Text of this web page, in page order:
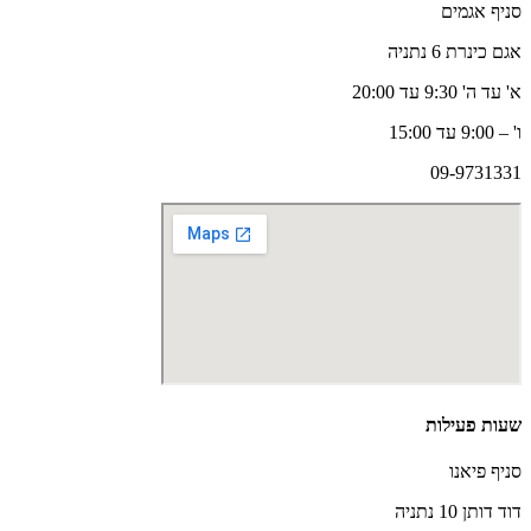
הרינג
לספדזה
סניף אגמים
אגם כינרת 6 נתניה
א' עד ה' 9:30 עד 20:00
ו' – 9:00 עד 15:00
09-9731331
שעות פעילות
סניף פיאנו
דוד דותן 10 נתניה